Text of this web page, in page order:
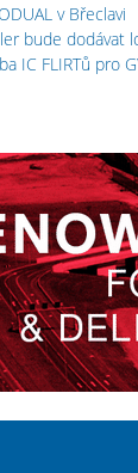
v Břeclavi
bude dodávat
IC FLIRTů pro